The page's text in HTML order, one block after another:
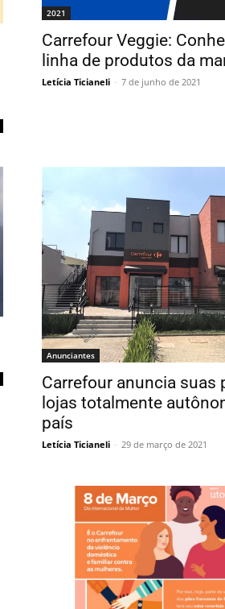
2021
Carrefour Veggie:
linha de produtos da
Letícia Ticianeli - 7 de junho de 2021
Anunciantes
Carrefour anuncia suas
lojas totalmente
país
Letícia Ticianeli - 29 de março de 2021